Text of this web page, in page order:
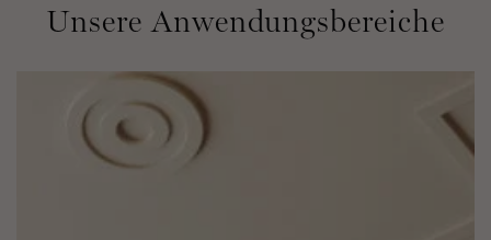
Unsere Anwendungsbereiche